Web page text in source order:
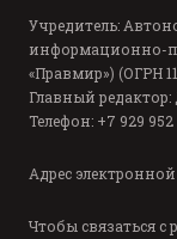
Учредитель:
информационно-
«Правмир») (ОГРН
Главный
Телефон: +7 929 952
Адрес
Чтобы связаться